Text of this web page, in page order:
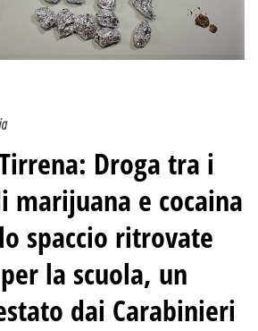
Droga tra i
marijuana e cocaina
spaccio ritrovate
la scuola, un
dai Carabinieri